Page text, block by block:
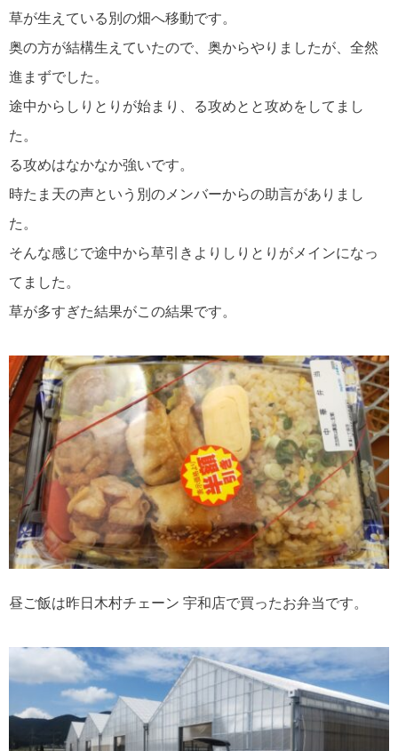
草が生えている別の畑へ移動です。
奥の方が結構生えていたので、奥からやりましたが、全然
進まずでした。
途中からしりとりが始まり、る攻めとと攻めをしてまし
た。
る攻めはなかなか強いです。
時たま天の声という別のメンバーからの助言がありまし
た。
そんな感じで途中から草引きよりしりとりがメインになっ
てました。
草が多すぎた結果がこの結果です。
昼ご飯は昨日木村チェーン 宇和店で買ったお弁当です。